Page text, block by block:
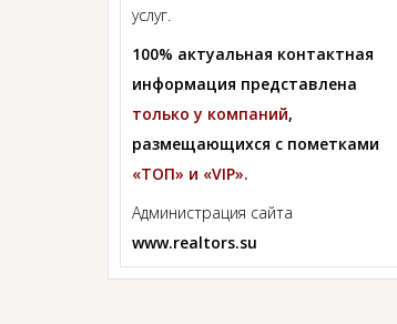
услуг.
100% актуальная контактная
информация представлена
только у компаний,
размещающихся с пометками
«ТОП» и «VIP».
Администрация сайта
www.realtors.su